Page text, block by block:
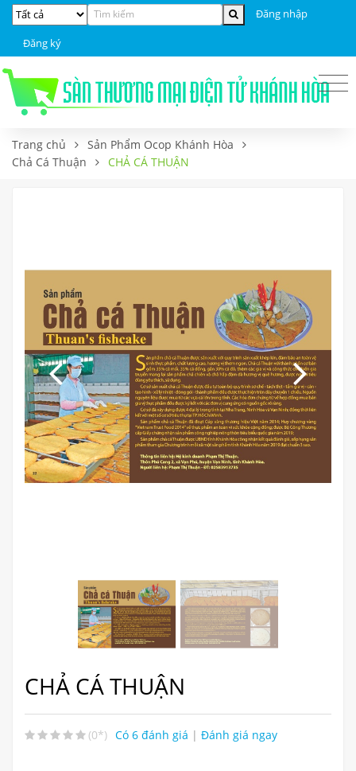
Đăng nhập
Đăng ký
Trang chủ
Sản Phẩm Ocop Khánh Hòa
Chả Cá Thuận
CHẢ CÁ THUẬN
CHẢ CÁ THUẬN
(0*) Có 6 đánh giá | Đánh giá ngay